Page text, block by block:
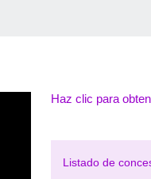
Haz clic para
Listado de